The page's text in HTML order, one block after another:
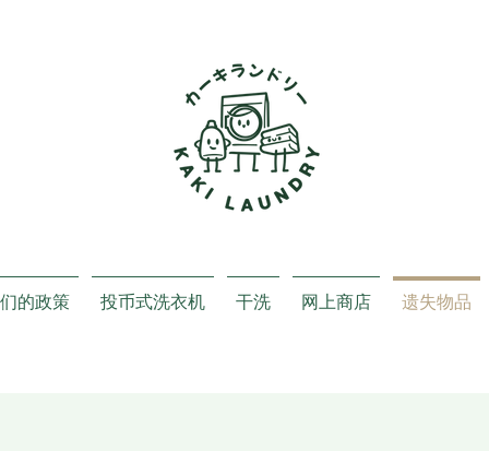
的政策 投币式洗衣机 干洗 网上商店 遗失物品